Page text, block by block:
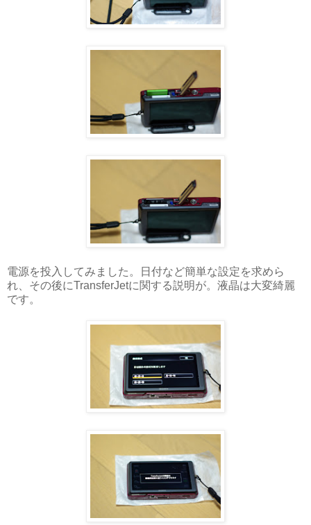
電源を投入してみました。日付など簡単な設定を求めら
れ、その後にTransferJetに関する説明が。液晶は大変綺麗
です。